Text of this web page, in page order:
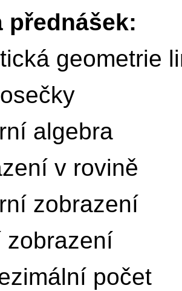
přednášek:
geometrie
algebra
v rovině
zobrazení
zobrazení
počet